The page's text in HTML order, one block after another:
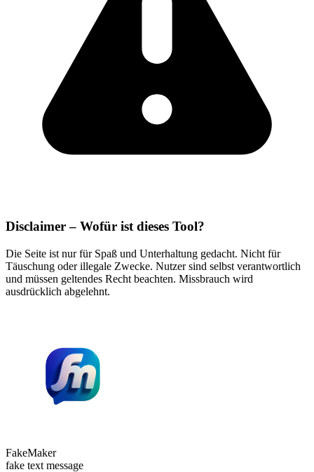
Disclaimer – Wofür ist dieses Tool?
Die Seite ist nur für Spaß und Unterhaltung gedacht. Nicht für
Täuschung oder illegale Zwecke. Nutzer sind selbst verantwortlich
und müssen geltendes Recht beachten. Missbrauch wird
ausdrücklich abgelehnt.
FakeMaker
fake text message